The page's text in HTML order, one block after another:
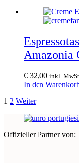
Amazonia
€ 32,00 inkl. MwSt.
In den
1 2 Weiter
Offizieller Partner von: